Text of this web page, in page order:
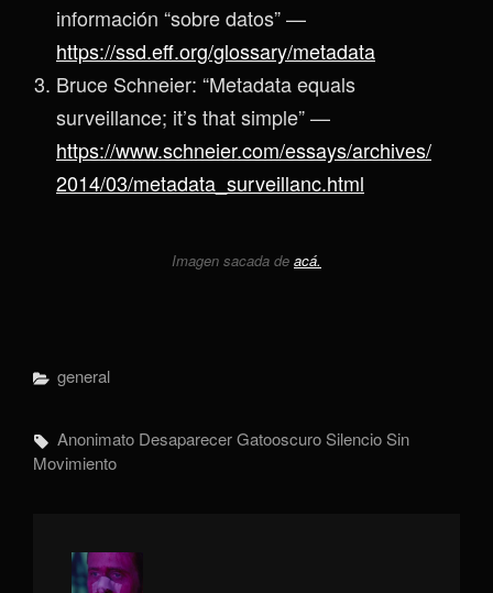
información “sobre datos” —
https://ssd.eff.org/glossary/metadata
Bruce Schneier: “Metadata equals
surveillance; it’s that simple” —
https://www.schneier.com/essays/archives/
2014/03/metadata_surveillanc.html
Imagen sacada de acá.
Categorías
General
Etiquetas,
Anonimato DesaparecerGatooscuroSilencioSin
Movimiento